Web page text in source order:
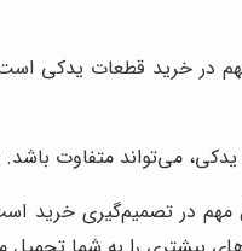
در خرید قطعات یدکی
می‌تواند متفاوت باشد.
مهم در تصمیم‌گیری خرید